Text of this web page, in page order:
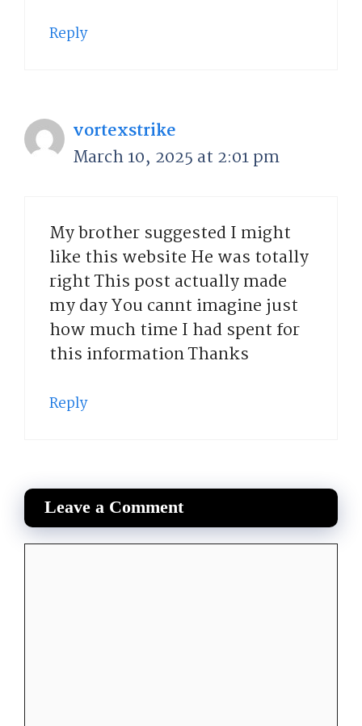
Reply
vortexstrike
March 10, 2025 at 2:01 pm
My brother suggested I might
like this website He was totally
right This post actually made
my day You cannt imagine just
how much time I had spent for
this information Thanks
Reply
Leave a Comment